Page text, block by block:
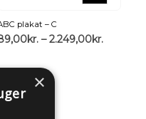
plakat – C
kr. – 2.249,00kr.
×